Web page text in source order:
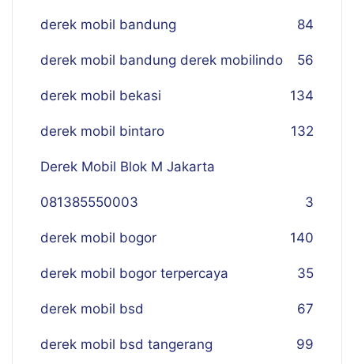
derek mobil bandung 84
derek mobil bandung derek mobilindo 56
derek mobil bekasi 134
derek mobil bintaro 132
Derek Mobil Blok M Jakarta
081385550003 3
derek mobil bogor 140
derek mobil bogor terpercaya 35
derek mobil bsd 67
derek mobil bsd tangerang 99